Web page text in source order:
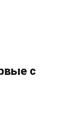
с